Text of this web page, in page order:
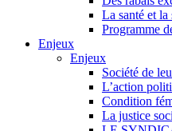
La santé et la
Programme
Enjeux
Enjeux
Société de
L’action
Condition
La justice